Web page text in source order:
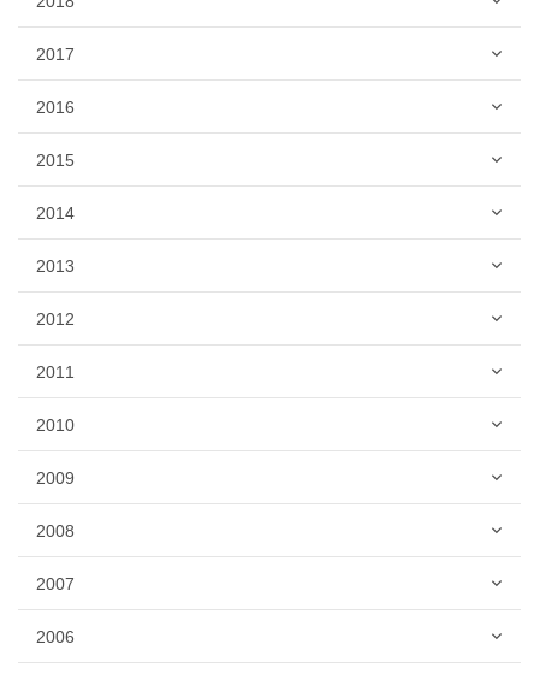
2017
2016
2015
2014
2013
2012
2011
2010
2009
2008
2007
2006